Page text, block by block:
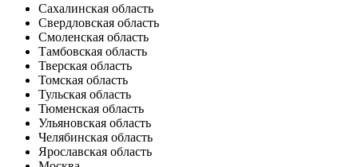
Сахалинская область
Свердловская область
Смоленская область
Тамбовская область
Тверская область
Томская область
Тульская область
Тюменская область
Ульяновская область
Челябинская область
Ярославская область